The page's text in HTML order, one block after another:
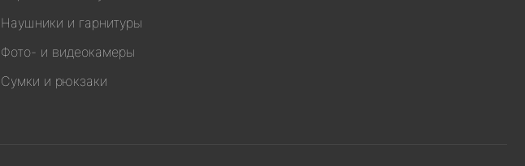
Наушники и гарнитуры
Фото- и видеокамеры
Сумки и рюкзаки